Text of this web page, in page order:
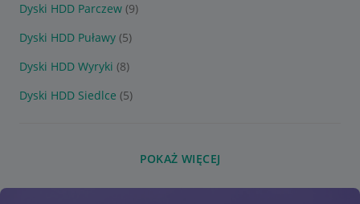
Dyski HDD Parczew (9)
Dyski HDD Puławy (5)
Dyski HDD Wyryki (8)
Dyski HDD Siedlce (5)
POKAŻ WIĘCEJ